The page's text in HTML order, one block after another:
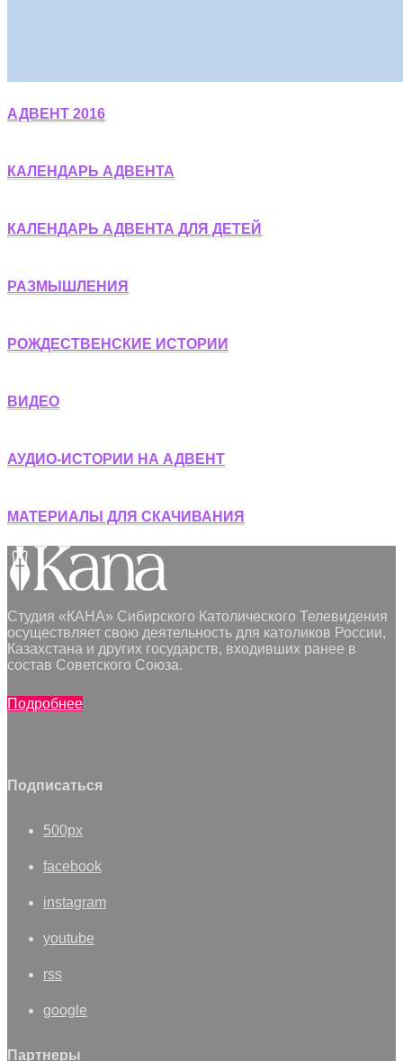
АДВЕНТ 2016
КАЛЕНДАРЬ АДВЕНТА
КАЛЕНДАРЬ АДВЕНТА ДЛЯ ДЕТЕЙ
РАЗМЫШЛЕНИЯ
РОЖДЕСТВЕНСКИЕ ИСТОРИИ
ВИДЕО
АУДИО-ИСТОРИИ НА АДВЕНТ
МАТЕРИАЛЫ ДЛЯ СКАЧИВАНИЯ
Студия «КАНА» Сибирского Католического Телевидения
осуществляет свою деятельность для католиков России,
Казахстана и других государств, входивших ранее в
состав Советского Союза.
Подробнее
Подписаться
500px
facebook
instagram
youtube
rss
google
Партнеры